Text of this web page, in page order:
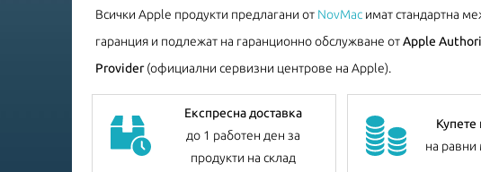
Всички Apple продукти предлагани от NovMac имат стандартна
гаранция и подлежат на гаранционно обслужване отApple
Provider(официални сервизни центрове на Apple).
Експресна доставка
до 1 работен ден за
продукти на склад
на равни